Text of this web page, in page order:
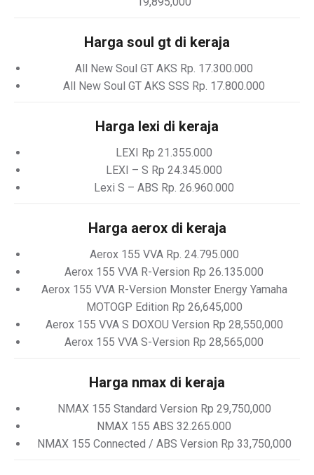
Harga soul gt di keraja
All New Soul GT AKS Rp. 17.300.000
All New Soul GT AKS SSS Rp. 17.800.000
Harga lexi di keraja
LEXI Rp 21.355.000
LEXI – S Rp 24.345.000
Lexi S – ABS Rp. 26.960.000
Harga aerox di keraja
Aerox 155 VVA Rp. 24.795.000
Aerox 155 VVA R-Version Rp 26.135.000
Aerox 155 VVA R-Version Monster Energy Yamaha
MOTOGP Edition Rp 26,645,000
Aerox 155 VVA S DOXOU Version Rp 28,550,000
Aerox 155 VVA S-Version Rp 28,565,000
Harga nmax di keraja
NMAX 155 Standard Version Rp 29,750,000
NMAX 155 ABS 32.265.000
NMAX 155 Connected / ABS Version Rp 33,750,000